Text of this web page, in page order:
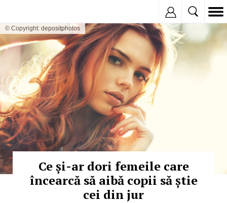
© Copyright: depositphotos
Ce și-ar dori femeile care
încearcă să aibă copii să știe
cei din jur